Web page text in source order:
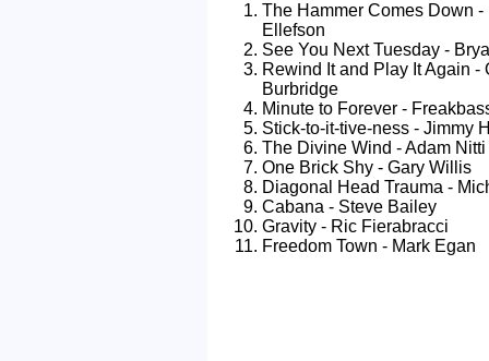
The Hammer Comes Down -
Ellefson
See You Next Tuesday -
Rewind It and Play It Again -
Burbridge
Minute to Forever -
Stick-to-it-tive-ness - Jimmy
The Divine Wind - Adam Nitti
One Brick Shy - Gary Willis
Diagonal Head Trauma -
Cabana - Steve Bailey
Gravity - Ric Fierabracci
Freedom Town - Mark Egan